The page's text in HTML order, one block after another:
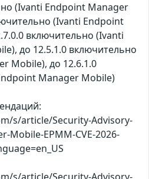
(Ivanti Endpoint Manager
(Ivanti Endpoint
включительно (Ivanti
до 12.5.1.0 включительно
Mobile), до 12.6.1.0
Manager Mobile)
s/article/Security-Advisory-
Mobile-EPMM-CVE-2026-